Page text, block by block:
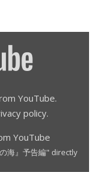
YouTube.
policy.
YouTube
海』予告編" directly